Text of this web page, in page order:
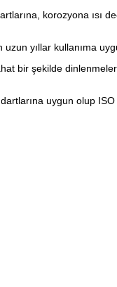
korozyona ısı
yıllar kullanıma
bir şekilde
uygun olup